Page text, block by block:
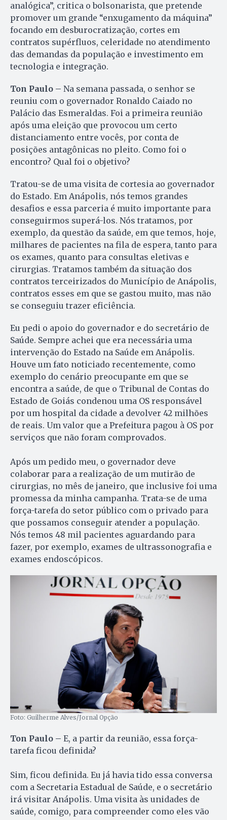
analógica”, critica o bolsonarista, que pretende
promover um grande “enxugamento da máquina”
focando em desburocratização, cortes em
contratos supérfluos, celeridade no atendimento
das demandas da população e investimento em
tecnologia e integração.
Ton Paulo – Na semana passada, o senhor se
reuniu com o governador Ronaldo Caiado no
Palácio das Esmeraldas. Foi a primeira reunião
após uma eleição que provocou um certo
distanciamento entre vocês, por conta de
posições antagônicas no pleito. Como foi o
encontro? Qual foi o objetivo?
Tratou-se de uma visita de cortesia ao governador
do Estado. Em Anápolis, nós temos grandes
desafios e essa parceria é muito importante para
conseguirmos superá-los. Nós tratamos, por
exemplo, da questão da saúde, em que temos, hoje,
milhares de pacientes na fila de espera, tanto para
os exames, quanto para consultas eletivas e
cirurgias. Tratamos também da situação dos
contratos terceirizados do Município de Anápolis,
contratos esses em que se gastou muito, mas não
se conseguiu trazer eficiência.
Eu pedi o apoio do governador e do secretário de
Saúde. Sempre achei que era necessária uma
intervenção do Estado na Saúde em Anápolis.
Houve um fato noticiado recentemente, como
exemplo do cenário preocupante em que se
encontra a saúde, de que o Tribunal de Contas do
Estado de Goiás condenou uma OS responsável
por um hospital da cidade a devolver 42 milhões
de reais. Um valor que a Prefeitura pagou à OS por
serviços que não foram comprovados.
Após um pedido meu, o governador deve
colaborar para a realização de um mutirão de
cirurgias, no mês de janeiro, que inclusive foi uma
promessa da minha campanha. Trata-se de uma
força-tarefa do setor público com o privado para
que possamos conseguir atender a população.
Nós temos 48 mil pacientes aguardando para
fazer, por exemplo, exames de ultrassonografia e
exames endoscópicos.
Foto: Guilherme Alves/Jornal Opção
Ton Paulo – E, a partir da reunião, essa força-
tarefa ficou definida?
Sim, ficou definida. Eu já havia tido essa conversa
com a Secretaria Estadual de Saúde, e o secretário
irá visitar Anápolis. Uma visita às unidades de
saúde, comigo, para compreender como eles vão